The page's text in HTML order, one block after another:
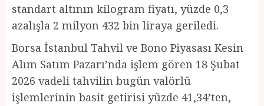
standart altının kilogram fiyatı, yüzde 0,3
azalışla 2 milyon 432 bin liraya geriledi.
Borsa İstanbul Tahvil ve Bono Piyasası Kesin
Alım Satım Pazarı’nda işlem gören 18 Şubat
2026 vadeli tahvilin bugün valörlü
işlemlerinin basit getirisi yüzde 41,34’ten,